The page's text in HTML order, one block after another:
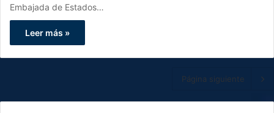
Embajada de Estados…
Leer más »
Página siguiente